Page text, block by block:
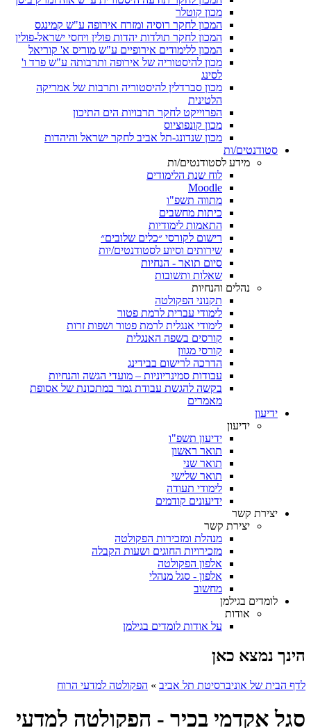
מכון קוטלר
המכון לחקר רוסיה ומזרח אירופה ע"ש קמינגס
המכון לחקר תולדות יהדות פולין ויחסי ישראל-פולין
המכון ללימודים אירופיים ע"ש מוריס א' קוריאל
מכון להיסטוריה של אירופה ותרבותה ע"ש פרד ו'
לסינג
מכון סברדלין להיסטוריה ותרבות של אמריקה
הלטינית
הפרוייקט לחקר תרבויות הים התיכון
מכון קונפוציוס
מכון שנדונג-תל אביב לחקר ישראל והיהדות
סטודנטים/ות
מידע לסטודנטים/ות
לוח שנת הלימודים
Moodle
מתווה תשפ"ו
כיתות מחשבים
התאמות לימודיות
רישום לקורסי ״כלים שלובים״
שירותים וסיוע לסטודנטים/יות
סיום תואר - הנחיות
שאלות ותשובות
נהלים והנחיות
תקנוני הפקולטה
לימודי עברית לרמת פטור
לימודי אנגלית לרמת פטור ושפות זרות
קורסים בשפה האנגלית
קורסי מגוון
הדרכה לרישום בבידינג
עבודות סמינריוניות – מועדי הגשה והנחיות
בקשה להגשת עבודת גמר במתכונת של אסופת
מאמרים
ידיעון
ידיעון
ידיעון תשפ"ו
תואר ראשון
תואר שני
תואר שלישי
לימודי תעודה
ידיעונים קודמים
יצירת קשר
יצירת קשר
מנהלת ומזכירות הפקולטה
מזכירויות החוגים ושעות הקבלה
אלפון הפקולטה
אלפון - סגל מנהלי
מחשוב
לומדים בגילמן
אודות
על אודות לומדים בגילמן
הינך נמצא כאן
לדף הבית של אוניברסיטת תל אביב » הפקולטה למדעי הרוח
סגל אקדמי בכיר - הפקולטה למדעי